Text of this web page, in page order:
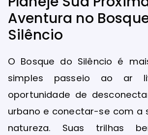
Aventura no
Silêncio
O Bosque do Silêncio é
simples passeio ao ar
oportunidade de
urbano e conectar-se com a
natureza. Suas trilhas